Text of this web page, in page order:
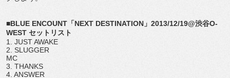
■BLUE ENCOUNT「NEXT DESTINATION」2013/12/19@渋谷O-
WEST セットリスト
1. JUST AWAKE
2. SLUGGER
MC
3. THANKS
4. ANSWER